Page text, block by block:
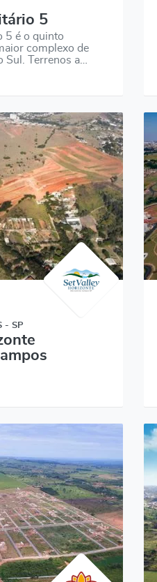
5
5 é o quinto
complexo de
Sul. Terrenos a…
- SP